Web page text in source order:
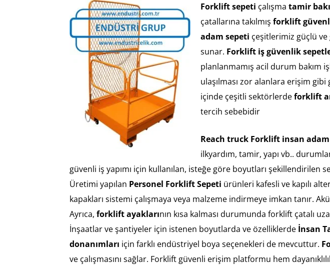
Forklift sepeti çalışma tamir
çatallarına takılmış forklift
adam sepeti çeşitlerimiz güçlü
sunar. Forklift iş güvenlik
planlanmamış acil durum bakım
ulaşılması zor alanlara erişim
içinde çeşitli sektörlerdeforklift
tercih sebebidir
Reach truck Forklift insan adam
ilkyardım, tamir, yapı vb.. duruml
güvenli iş yapımı için kullanılan, isteğe göre boyutları şekillendirilen
Üretimi yapılan Personel Forklift Sepeti ürünleri kafesli ve kapılı
kapakları sistemi çalışmaya veya malzeme indirmeye imkan tanır.
Ayrıca, forklift ayaklarının kısa kalması durumunda forklift çatalı
İnşaatlar ve şantiyeler için istenen boyutlarda ve özelliklerde İnsan
donanımları için farklı endüstriyel boya seçenekleri de mevcuttur.
ve çalışmasını sağlar. Forklift güvenli erişim platformu hem